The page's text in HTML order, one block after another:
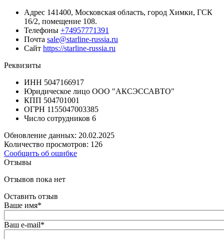
Адрес 141400, Московская область, город Химки, ГСК
16/2, помещение 108.
Телефоны +74957771391
Почта sale@starline-russia.ru
Сайт https://starline-russia.ru
Реквизиты
ИНН 5047166917
Юридическое лицо ООО "АКСЭССАВТО"
КПП 504701001
ОГРН 1155047003385
Число сотрудников 6
Обновление данных: 20.02.2025
Количество просмотров: 126
Сообщить об ошибке
Отзывы
Отзывов пока нет
Оставить отзыв
Ваше имя*
Ваш e-mail*